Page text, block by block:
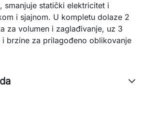
smanjuje statički elektricitet i
i sjajnom. U kompletu dolaze 2
za volumen i zaglađivanje, uz 3
i brzine za prilagođeno oblikovanje